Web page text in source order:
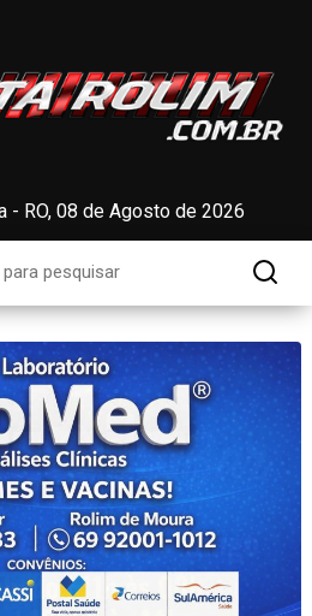
- RO, 08 de Agosto de 2026